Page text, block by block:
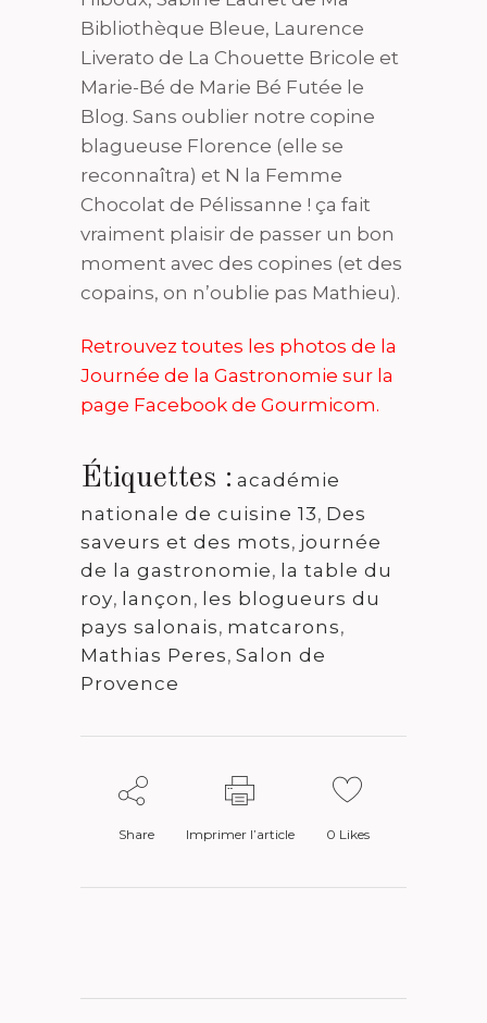
Bibliothèque Bleue, Laurence
Liverato de La Chouette Bricole et
Marie-Bé de Marie Bé Futée le
Blog. Sans oublier notre copine
blagueuse Florence (elle se
reconnaîtra) et N la Femme
Chocolat de Pélissanne ! ça fait
vraiment plaisir de passer un bon
moment avec des copines (et des
copains, on n’oublie pas Mathieu).
Retrouvez toutes les photos de la
Journée de la Gastronomie sur la
page Facebook de Gourmicom.
Étiquettes : académie
nationale de cuisine 13, Des
saveurs et des mots, journée
de la gastronomie, la table du
roy, lançon , les blogueurs du
pays salonais, matcarons,
Mathias Peres, Salon de
Provence
Share Imprimer l’article 0 Likes